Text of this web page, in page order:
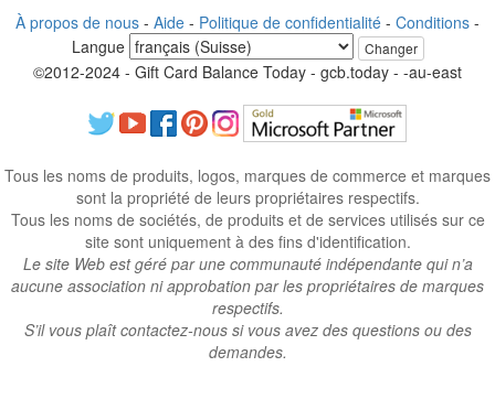
À propos de nous - Aide - Politique de confidentialité - Conditions -
Langue
Changer
©2012-2024 - Gift Card Balance Today - gcb.today - -au-east
Tous les noms de produits, logos, marques de commerce et marques
sont la propriété de leurs propriétaires respectifs.
Tous les noms de sociétés, de produits et de services utilisés sur ce
site sont uniquement à des fins d'identification.
Le site Web est géré par une communauté indépendante qui n’a
aucune association ni approbation par les propriétaires de marques
respectifs.
S’il vous plaît contactez-nous si vous avez des questions ou des
demandes.